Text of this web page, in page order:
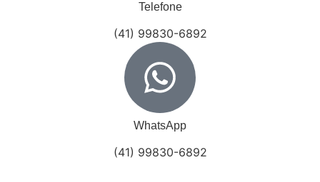
Telefone
(41) 99830-6892
WhatsApp
(41) 99830-6892